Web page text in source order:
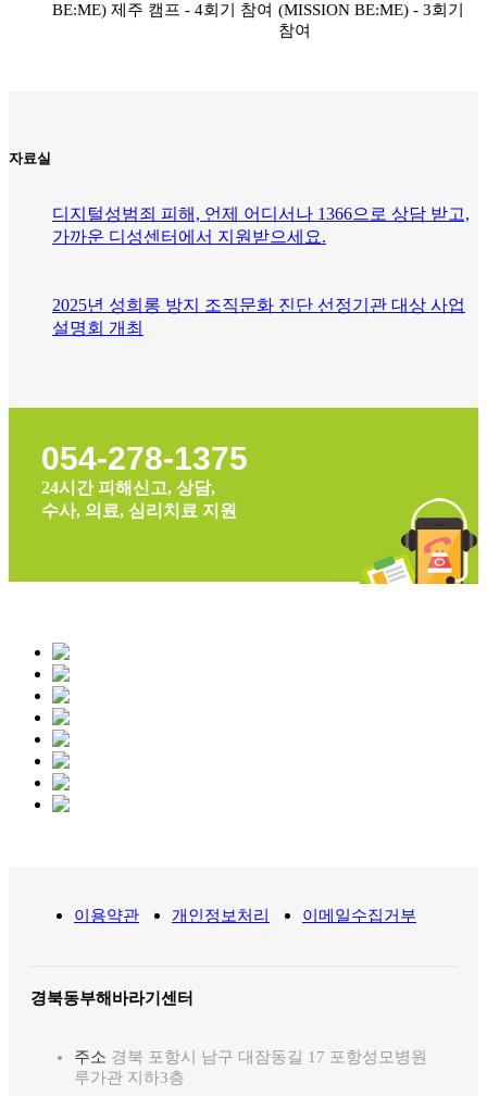
BE:ME) 제주 캠프 - 4회기 참여 (MISSION BE:ME) - 3회기
참여
자료실
디지털성범죄 피해, 언제 어디서나 1366으로 상담 받고,
가까운 디성센터에서 지원받으세요.
2025년 성희롱 방지 조직문화 진단 선정기관 대상 사업
설명회 개최
054-278-1375
24시간 피해신고, 상담,
수사, 의료, 심리치료 지원
이용약관 개인정보처리 이메일수집거부
경북동부해바라기센터
주소 경북 포항시 남구 대잠동길 17 포항성모병원
루가관 지하3층